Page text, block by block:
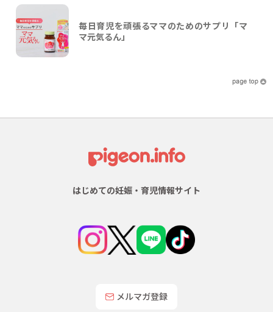
毎日育児を頑張るママのためのサプリ「マ
マ元気るん」
はじめての妊娠・育児情報サイト
メルマガ登録